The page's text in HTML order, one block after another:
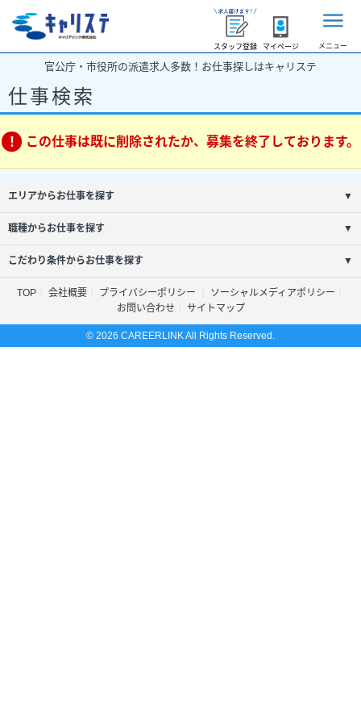
スタッフ登録 マイページ メニュー
官公庁・市役所の派遣求人多数！お仕事探しはキャリステ
仕事検索
この仕事は既に削除されたか、募集を終了しております。
エリアからお仕事を探す ▼
職種からお仕事を探す ▼
こだわり条件からお仕事を探す ▼
TOP 会社概要 プライバシーポリシー
ソーシャルメディアポリシー
お問い合わせ
サイトマップ
© 2026 CAREERLINK All Rights Reserved.